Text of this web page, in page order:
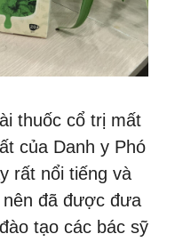
thuốc cổ trị mất
của Danh y Phó
rất nổi tiếng và
đã được đưa
tạo các bác sỹ